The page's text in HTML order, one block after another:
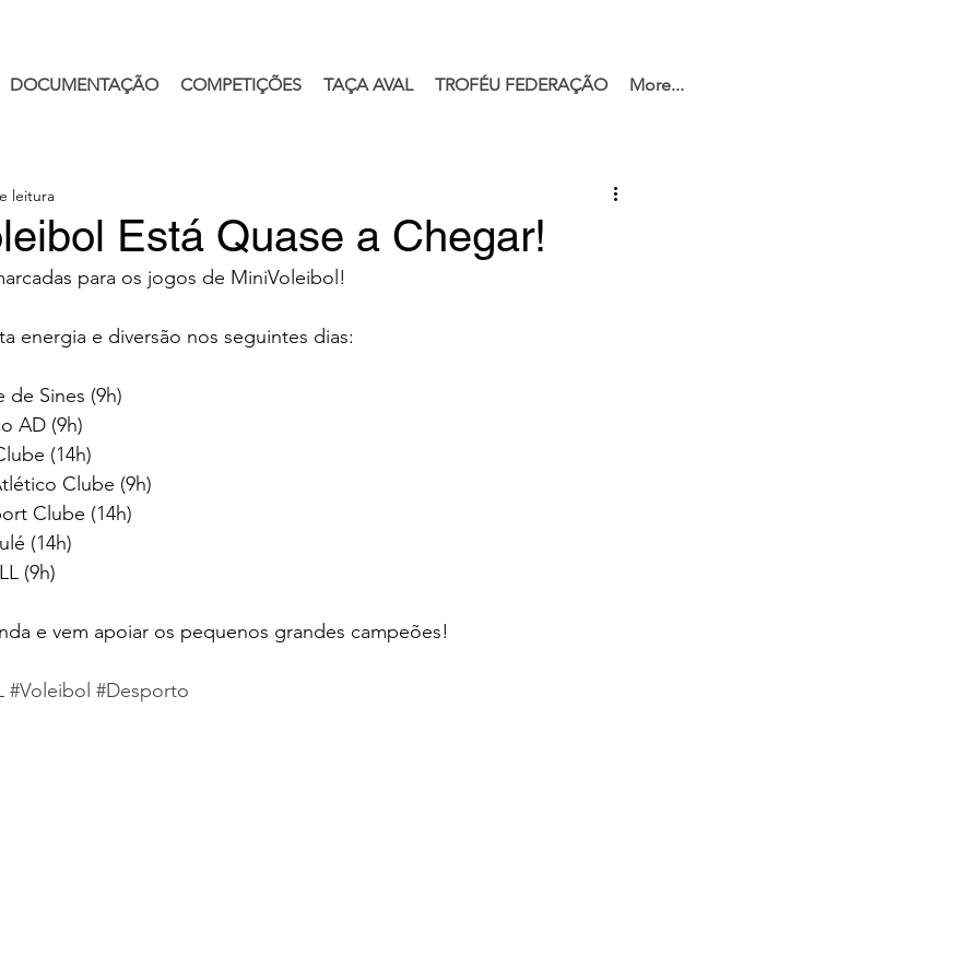
DOCUMENTAÇÃO COMPETIÇÕES TAÇA AVAL TROFÉU FEDERAÇÃO More...
Está Quase a Chegar!
leitura
para os jogos de MiniVoleibol!
energia e diversão nos seguintes dias:
de Sines (9h)
AD (9h)
(14h)
Clube (9h)
Clube (14h)
(14h)
(9h)
e vem apoiar os pequenos grandes campeões!
#Voleibol #Desporto